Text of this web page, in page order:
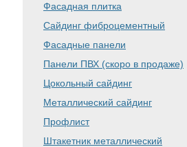
Фасадная плитка
Сайдинг фиброцементный
Фасадные панели
Панели ПВХ (скоро в продаже)
Цокольный сайдинг
Металлический сайдинг
Профлист
Штакетник металлический